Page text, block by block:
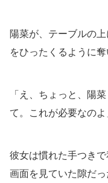
陽菜が、テーブルの
をひったくるように奪
「え、ちょっと、陽
て。これが必要なのよ
彼女は慣れた手つき
画面を見ていた隙だ